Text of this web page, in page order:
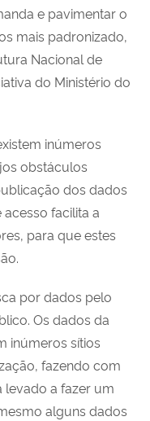
e pavimentar o
mais padronizado,
Nacional de
do Ministério do
inúmeros
obstáculos
dos dados
facilita a
para que estes
por dados pelo
Os dados da
inúmeros sítios
fazendo com
levado a fazer um
alguns dados